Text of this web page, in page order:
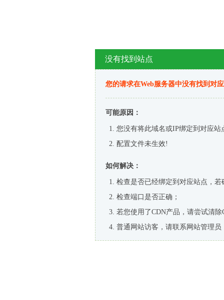
没有找到站点
您的请求在Web服务器中没有找到对
可能原因：
您没有将此域名或IP绑定到对应站
配置文件未生效!
如何解决：
检查是否已经绑定到对应站点，
检查端口是否正确；
若您使用了CDN产品，请尝试清除
普通网站访客，请联系网站管理员